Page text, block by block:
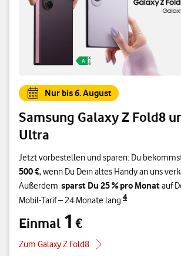
Nur bis 6. August
Samsung Galaxy Z Fold8
Ultra
Jetzt vorbestellen und sparen: Du
500 €, wenn Du Dein altes Handy an uns
Außerdem sparst Du 25 % pro Monatauf
Mobil-Tarif – 24 Monate lang.4
Einmal 1 €
Einmal 1 €
Zum Galaxy Z Fold8